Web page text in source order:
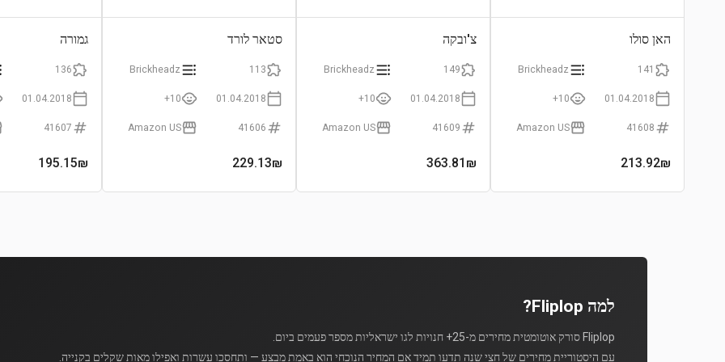
האן סולו
141
Brickheadz
01.04.2018
10+
41608
Amazon US
213.92₪
צ'ובקה
149
Brickheadz
01.04.2018
10+
41609
Amazon US
363.81 ₪
סטאר לורד
113
Brickheadz
01.04.2018
10+
41606
Amazon US
229.13₪
גמורה
136
01.04.2018
41607
195.15₪
למה Fliplop?
Fliplop סורק אוטומטית מחירים מ-25+ חנויות לגו ישראליות מספר פעמים ביום.
עם היסטוריית מחירים של חצי שנה תדעו תמיד אם המחיר הנוכחי הוא באמת מבצע — ותחסכו עשרות ואפילו מאות שקלים בקנייה.